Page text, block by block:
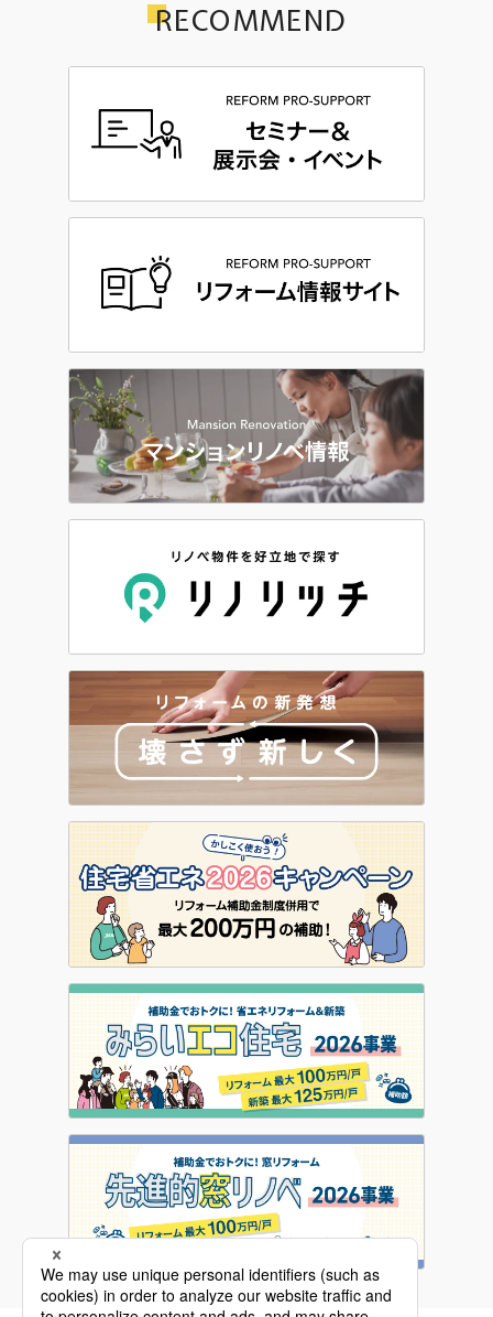
RECOMMEND